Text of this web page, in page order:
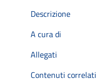
Descrizione
A cura di
Allegati
Contenuti correlati